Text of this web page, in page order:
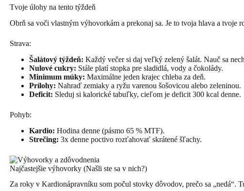
Tvoje úlohy na tento týždeň
Obrň sa voči vlastným výhovorkám a prekonaj sa. Je to tvoja hlava a tvoje
Strava:
Šalátový týždeň: Každý večer si daj veľký zelený šalát. Nauč sa
Nulové cukry: Stále platí stopka pre sladidlá, vody a čokolády.
Minimum múky: Maximálne jeden krajec chleba za deň.
Prílohy: Nahraď zemiaky a ryžu varenou šošovicou alebo zeleninou.
Deficit: Sleduj si kalorické tabuľky, cieľom je deficit 300 kcal denne.
Pohyb:
Kardio: Hodina denne (pásmo 65 % MTF).
Strečing: 3x denne poctivo rozťahovať skrátené šľachy.
Najčastejšie výhovorky (Našli ste sa v nich?)
Za roky v Kardionápravníku som počul stovky dôvodov, prečo sa „nedá“.